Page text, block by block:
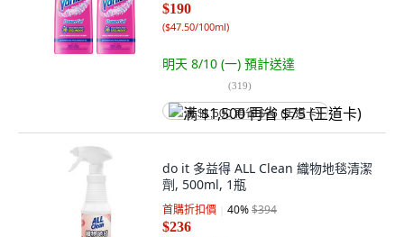
$190
($47.50/100ml)
明天 8/10 (一) 預計送達
(319)
满 $1,500 再省 $75 (王道卡)
do it 多益得 ALL Clean 織物地毯清潔
劑, 500ml, 1瓶
首購折扣價 40%$394
$236